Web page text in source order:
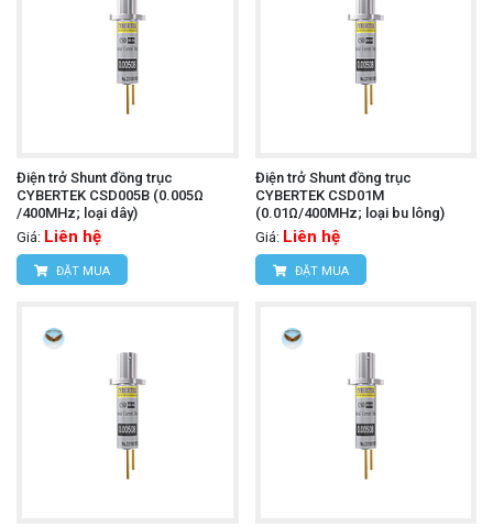
Điện trở Shunt đồng trục
CYBERTEK CSD005B (0.005Ω
/400MHz; loại dây)
Giá: Liên hệ
ĐẶT MUA
Điện trở Shunt đồng trục
CYBERTEK CSD01M
(0.01Ω/400MHz; loại bu lông)
Giá: Liên hệ
ĐẶT MUA